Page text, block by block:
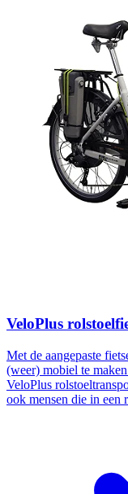
VeloPlus
Met de aangepaste
(weer) mobiel te
VeloPlus
ook mensen die in een